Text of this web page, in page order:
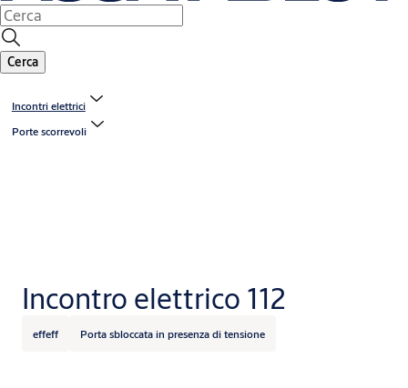
Cerca
Incontri elettrici
Porte scorrevoli
Incontro elettrico 112
effeff Porta sbloccata in presenza di tensione